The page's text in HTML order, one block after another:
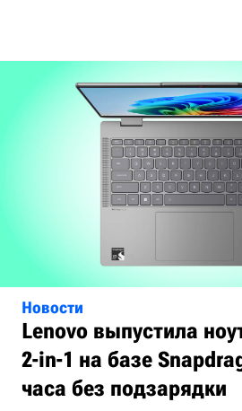
Новости
Lenovo выпустила
2-in-1 на базе
часа без подзарядки